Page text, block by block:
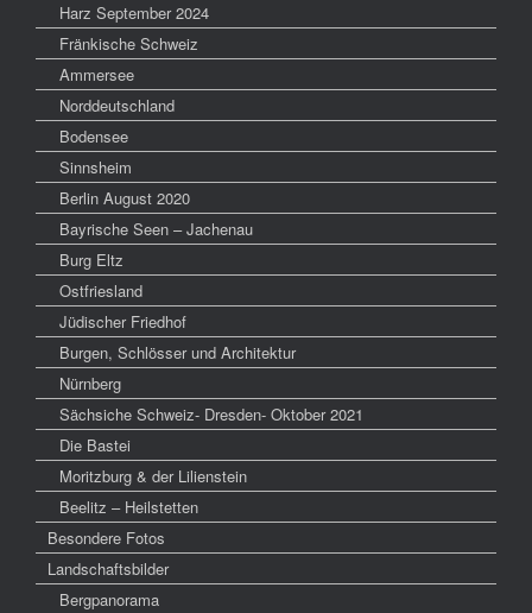
Harz September 2024
Fränkische Schweiz
Ammersee
Norddeutschland
Bodensee
Sinnsheim
Berlin August 2020
Bayrische Seen – Jachenau
Burg Eltz
Ostfriesland
Jüdischer Friedhof
Burgen, Schlösser und Architektur
Nürnberg
Sächsiche Schweiz- Dresden- Oktober 2021
Die Bastei
Moritzburg & der Lilienstein
Beelitz – Heilstetten
Besondere Fotos
Landschaftsbilder
Bergpanorama